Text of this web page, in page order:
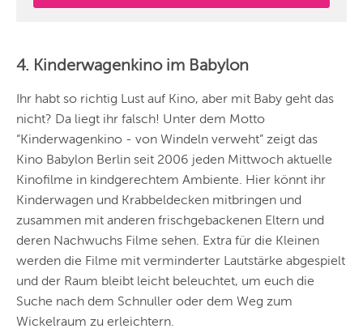
4. Kinderwagenkino im Babylon
Ihr habt so richtig Lust auf Kino, aber mit Baby geht das
nicht? Da liegt ihr falsch! Unter dem Motto
“Kinderwagenkino - von Windeln verweht” zeigt das
Kino Babylon Berlin seit 2006 jeden Mittwoch aktuelle
Kinofilme in kindgerechtem Ambiente. Hier könnt ihr
Kinderwagen und Krabbeldecken mitbringen und
zusammen mit anderen frischgebackenen Eltern und
deren Nachwuchs Filme sehen. Extra für die Kleinen
werden die Filme mit verminderter Lautstärke abgespielt
und der Raum bleibt leicht beleuchtet, um euch die
Suche nach dem Schnuller oder dem Weg zum
Wickelraum zu erleichtern.